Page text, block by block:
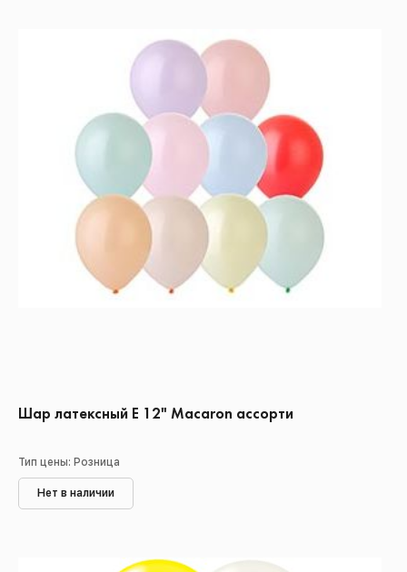
Шар латексный Е 12" Macaron ассорти
Тип цены: Розница
Нет в наличии